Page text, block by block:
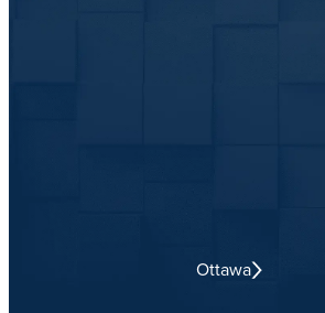
Ottawa